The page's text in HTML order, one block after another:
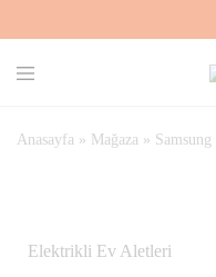
Al
Anasayfa » Mağaza »
Elektrikli Ev Aletleri